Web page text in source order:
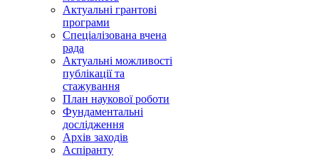
Актуальні грантові
програми
Спеціалізована вчена
рада
Актуальні можливості
публікації та
стажування
План наукової роботи
Фундаментальні
дослідження
Архів заходів
Аспіранту